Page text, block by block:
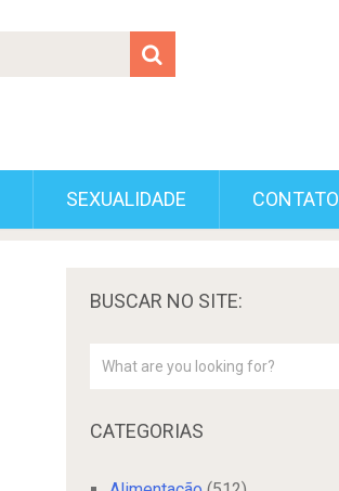
SEXUALIDADE CONTATO
BUSCAR NO SITE:
CATEGORIAS